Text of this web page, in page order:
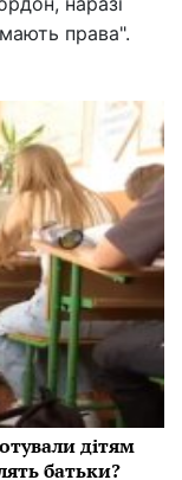
права".
дітям
батьки?